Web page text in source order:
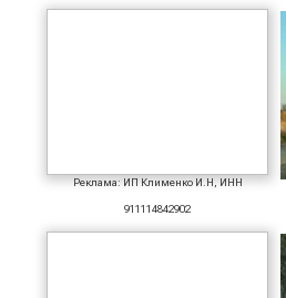
Реклама: ИП Клименко И.Н, ИНН
911114842902